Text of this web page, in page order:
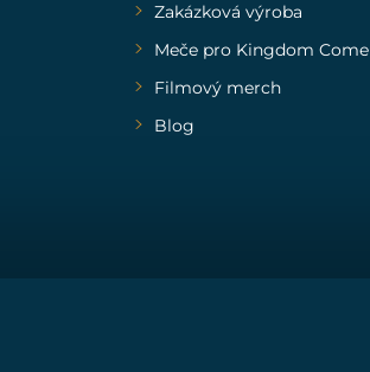
Zakázková výroba
Meče pro Kingdom Come
Filmový merch
Blog